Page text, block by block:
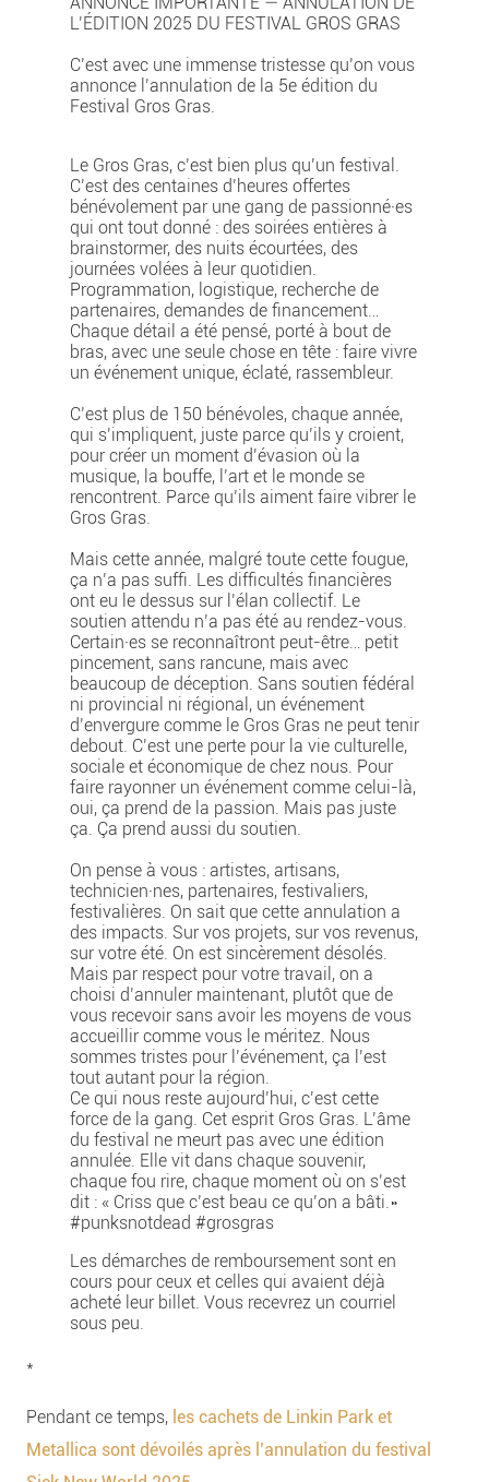
L’ÉDITION 2025 DU FESTIVAL GROS GRAS
C’est avec une immense tristesse qu’on vous
annonce l’annulation de la 5e édition du
Festival Gros Gras.
Le Gros Gras, c’est bien plus qu’un festival.
C’est des centaines d’heures offertes
bénévolement par une gang de passionné·es
qui ont tout donné : des soirées entières à
brainstormer, des nuits écourtées, des
journées volées à leur quotidien.
Programmation, logistique, recherche de
partenaires, demandes de financement…
Chaque détail a été pensé, porté à bout de
bras, avec une seule chose en tête : faire vivre
un événement unique, éclaté, rassembleur.
C’est plus de 150 bénévoles, chaque année,
qui s’impliquent, juste parce qu’ils y croient,
pour créer un moment d’évasion où la
musique, la bouffe, l’art et le monde se
rencontrent. Parce qu’ils aiment faire vibrer le
Gros Gras.
Mais cette année, malgré toute cette fougue,
ça n’a pas suffi. Les difficultés financières
ont eu le dessus sur l’élan collectif. Le
soutien attendu n’a pas été au rendez-vous.
Certain·es se reconnaîtront peut-être… petit
pincement, sans rancune, mais avec
beaucoup de déception. Sans soutien fédéral
ni provincial ni régional, un événement
d’envergure comme le Gros Gras ne peut tenir
debout. C’est une perte pour la vie culturelle,
sociale et économique de chez nous. Pour
faire rayonner un événement comme celui-là,
oui, ça prend de la passion. Mais pas juste
ça. Ça prend aussi du soutien.
On pense à vous : artistes, artisans,
technicien·nes, partenaires, festivaliers,
festivalières. On sait que cette annulation a
des impacts. Sur vos projets, sur vos revenus,
sur votre été. On est sincèrement désolés.
Mais par respect pour votre travail, on a
choisi d’annuler maintenant, plutôt que de
vous recevoir sans avoir les moyens de vous
accueillir comme vous le méritez. Nous
sommes tristes pour l’événement, ça l’est
tout autant pour la région.
Ce qui nous reste aujourd’hui, c’est cette
force de la gang. Cet esprit Gros Gras. L’âme
du festival ne meurt pas avec une édition
annulée. Elle vit dans chaque souvenir,
chaque fou rire, chaque moment où on s’est
dit : « Criss que c’est beau ce qu’on a bâti.»
#punksnotdead #grosgras
Les démarches de remboursement sont en
cours pour ceux et celles qui avaient déjà
acheté leur billet. Vous recevrez un courriel
sous peu.
*
Pendant ce temps, les cachets de Linkin Park et
Metallica sont dévoilés après l’annulation du festival